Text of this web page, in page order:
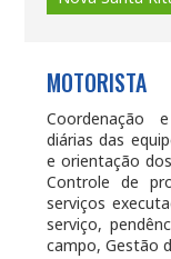
MOTORISTA
Coordenação
diárias das
e orientação
Controle de
serviços
serviço,
campo, Gestão